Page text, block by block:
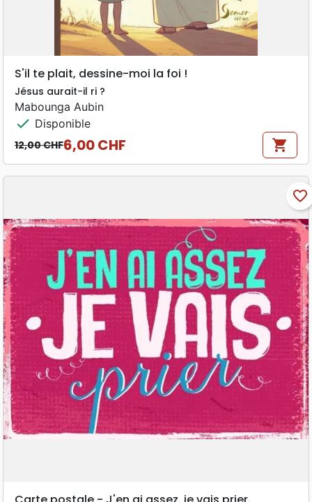
S'il te plait, dessine-moi la foi !
Jésus aurait-il ri ?
Mabounga Aubin
check Disponible
Prix de base
12,00 CHF
Prix 6,00 CHF shopping_cart
favorite_border